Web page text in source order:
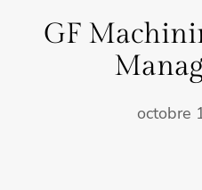
GF
octobre